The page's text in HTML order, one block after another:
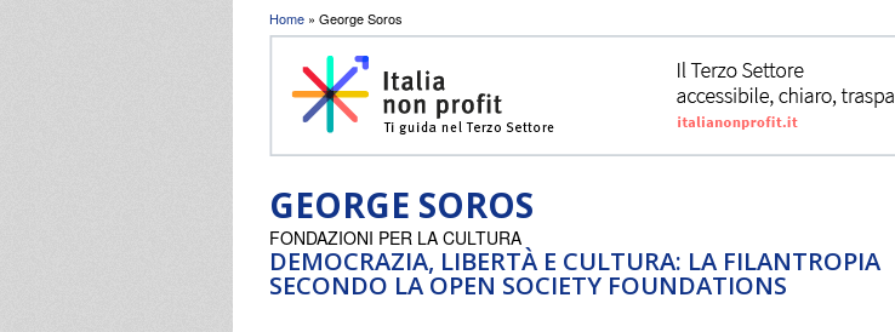
Tu sei qui
Home » George Soros
GEORGE SOROS
DEMOCRAZIA, LIBERTÀ E CULTURA: LA FILANTROPIA
SECONDO LA OPEN SOCIETY FOUNDATIONS
FONDAZIONI PER LA CULTURA